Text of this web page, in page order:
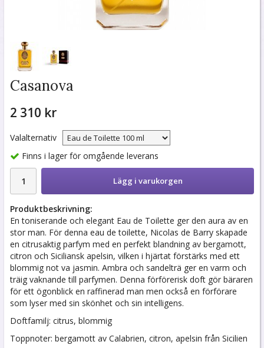
Casanova
2 310 kr
Valalternativ
Finns i lager för omgående leverans
Lägg i varukorgen
Produktbeskrivning:
En toniserande och elegant Eau de Toilette ger den aura av en
stor man. För denna eau de toilette, Nicolas de Barry skapade
en citrusaktig parfym med en perfekt blandning av bergamott,
citron och Siciliansk apelsin, vilken i hjärtat förstärks med ett
blommig not va jasmin. Ambra och sandelträ ger en varm och
träig vaknande till parfymen. Denna förförerisk doft gör bäraren
för ett ögonblick en raffinerad man men också en förförare
som lyser med sin skönhet och sin intelligens.
Doftfamilj: citrus, blommig
Toppnoter: bergamott av Calabrien, citron, apelsin från Sicilien